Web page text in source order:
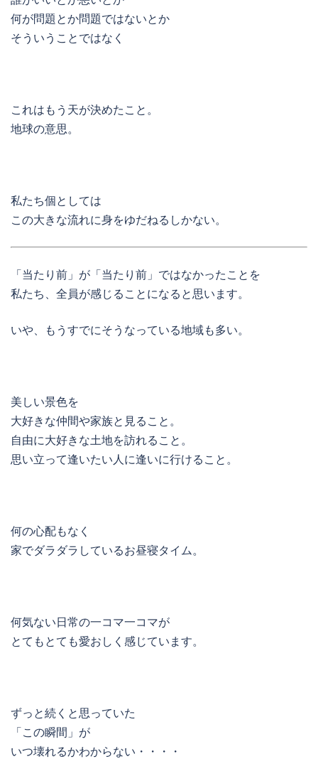
何が問題とか問題ではないとか
そういうことではなく
これはもう天が決めたこと。
地球の意思。
私たち個としては
この大きな流れに身をゆだねるしかない。
「当たり前」が「当たり前」ではなかったことを
私たち、全員が感じることになると思います。
いや、もうすでにそうなっている地域も多い。
美しい景色を
大好きな仲間や家族と見ること。
自由に大好きな土地を訪れること。
思い立って逢いたい人に逢いに行けること。
何の心配もなく
家でダラダラしているお昼寝タイム。
何気ない日常の一コマ一コマが
とてもとても愛おしく感じています。
ずっと続くと思っていた
「この瞬間」が
いつ壊れるかわからない・・・・